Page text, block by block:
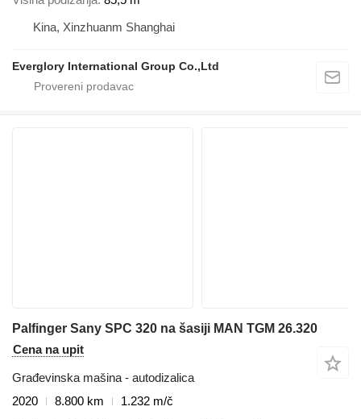
Kina, Xinzhuanm Shanghai
Everglory International Group Co.,Ltd
Palfinger Sany SPC 320 na šasiji MAN TGM 26.320
Cena na upit
Građevinska mašina - autodizalica
2020
8.800 km
1.232 m/č